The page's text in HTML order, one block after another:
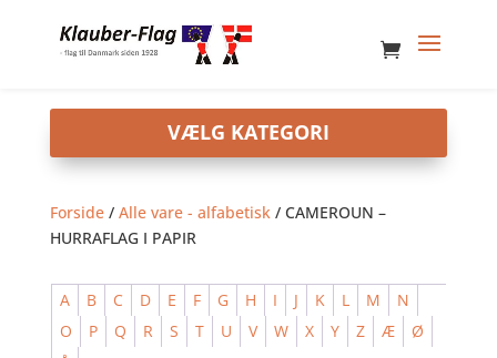
Forside/ Alle vare - alfabetisk/ CAMEROUN –
HURRAFLAG I PAPIR
A B C D E F G H I J K L M
N
O
P Q R S T U V W X Y Z Æ
Ø